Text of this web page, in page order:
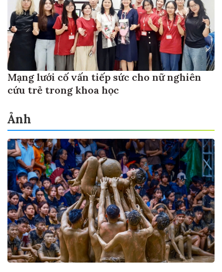
Mạng lưới cố vấn tiếp sức cho nữ nghiên
cứu trẻ trong khoa học
Ảnh